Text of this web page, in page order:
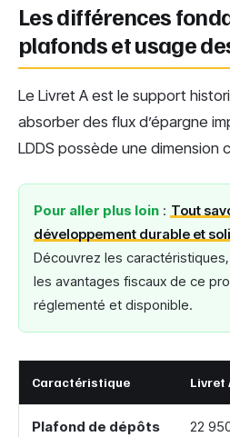
Les différences
plafonds et usage
Le Livret A est le support
absorber des flux d’épargne
LDDS possède une dimension
Pour aller plus loin : Tout
développement durable et
Découvrez les
les avantages fiscaux de ce
réglementé et disponible.
Caractéristique Livret
Plafond de dépôts 22